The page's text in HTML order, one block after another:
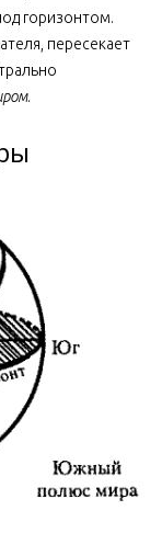
горизонтом.
пересекает
.